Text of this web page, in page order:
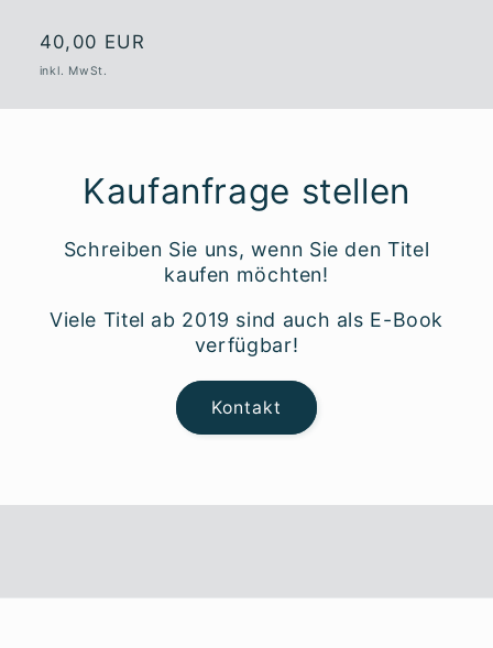
Normaler
Preis
40,00 EUR
inkl. MwSt.
Kaufanfrage stellen
Schreiben Sie uns, wenn Sie den Titel
kaufen möchten!
Viele Titel ab 2019 sind auch als E-Book
verfügbar!
Kontakt